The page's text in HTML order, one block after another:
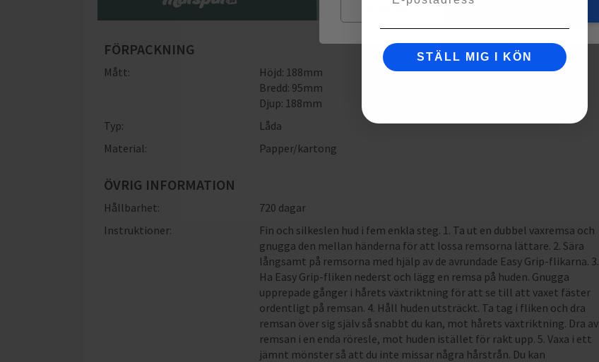
FÖRPACKNING
Mått:
Höjd: 188mm
Bredd: 95mm
Djup: 188mm
Typ:
Låda
Material:
Papper/kartong
ÖVRIG INFORMATION
Hållbarhet:
720 dagar
Instruktioner:
Fin och silkeslen hud i fem enkla steg. 1. Ta ut en dubbel vaxremsa och
gnugga den mellan händerna för att lossa remsorna lättare. 2. Sära
långsamt på remsorna med hjälp av de avrundade Easy Grip-flikarna. 3.
Ha Easy Grip-fliken nederst och lägg en remsa på huden. Gnugga
upprepade gånger i hårets växtriktning för att se till att vaxet fäster
ordentligt på remsan. 4. Håll huden utsträckt. Ta tag i fliken och dra
remsan över sig själv så snabbt du kan, mot hårets växtriktning. Dra av
remsan i en enda röresle, mot huden istället för rakt upp. 5. Vaxa i ett
jämnt mönster så att du inte missar några hårstrån. Du kan
Mina val
STÄLL MIG I KÖN